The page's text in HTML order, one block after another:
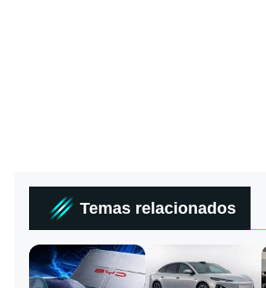
Temas relacionados